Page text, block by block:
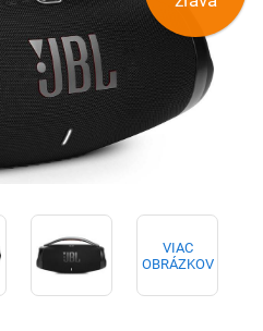
VIAC
OBRÁZKOV